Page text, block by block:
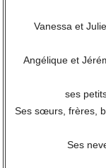
Vanessa et
Angélique et
ses
Ses sœurs, frères,
Ses